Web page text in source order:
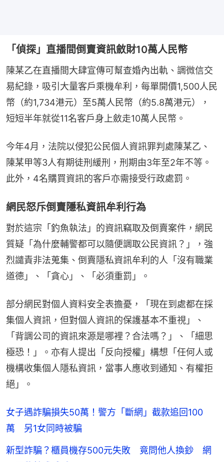
「偵探」直播間倒賣資訊斂財10萬人民幣
陳某乙在直播間大肆宣傳可幫查婚內出軌、調微信交
易紀錄，吸引大量客戶乘機牟利，每單開價1,500人民
幣（約1,734港元）至5萬人民幣（約5.8萬港元），
短短半年就從11名客戶身上斂走10萬人民幣。
今年4月，法院以侵犯公民個人資訊罪判處陳某乙、
陳某甲等3人有期徒刑緩刑，刑期由3年至2年不等。
此外，4名購買資訊的客戶亦需接受行政處罰。
網民怒斥倒賣隱私資訊牟利行為
對於這宗「釣魚執法」的資訊竊取及倒賣案件，網民
質疑「為什麼輔警都可以隨便調取公民資訊？」，強
烈譴責非法蒐集、倒賣隱私資訊牟利的人「沒有職業
道德」、「貪心」、「必須重罰」。
部分網民對個人資料安全表擔憂，「現在到處都在採
集個人資訊，但對個人資訊的保護基本不重視」、
「背調公司的資訊來源是哪裡？合法嗎？」、「細思
極恐！」。亦有人提出「反向授權」構想「任何人或
機構收集個人隱私資訊，當事人應收到通知、有權拒
絕」。
女子遇詐騙損失50萬！警方「斷網」截款追回100
萬 另1女同時被騙
新型詐騙？櫃員機存500元失敗 竟問他人換鈔 網